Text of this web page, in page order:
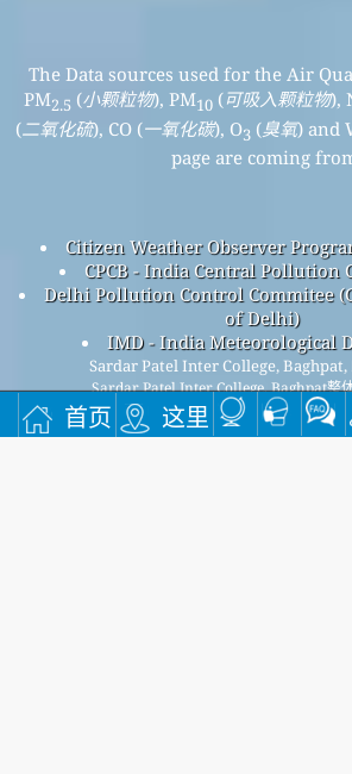
首页 这里
The Data sources used for the Air
PM2.5 (小颗粒物), PM10 (可吸入颗粒物),
(二氧化硫), CO (一氧化碳), O3 (臭氧) and
page are coming
Citizen Weather Observer
CPCB - India Central Pollution
Delhi Pollution Control Commitee
of Delhi)
IMD - India Meteorological
Sardar Patel Inter College, Baghpat,
Sardar Patel Inter College, Baghpat整
为153。
Sardar Patel Inter College, BaghpatPM
(小